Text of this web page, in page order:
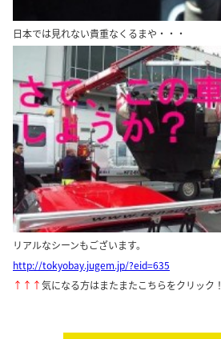
日本では見れない貴重なくるまや・・・
リアルなシーンもございます。
http://tokyobay.jugem.jp/?eid=635
↑↑↑気になる方はまたまたこちらをクリック！